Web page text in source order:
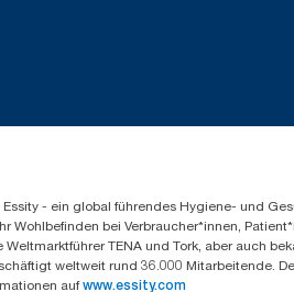
Essity - ein global führendes Hygiene- und
Wohlbefinden bei Verbraucher*innen,
TENA und Tork, aber auch
weltweit rund 36.000 Mitarbeitende.
auf www.essity.com